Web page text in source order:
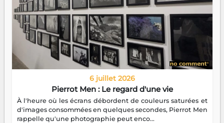
6 juillet 2026
Pierrot Men : Le regard d'une vie
À l'heure où les écrans débordent de couleurs saturées et
d'images consommées en quelques secondes, Pierrot Men
rappelle qu'une photographie peut enco...